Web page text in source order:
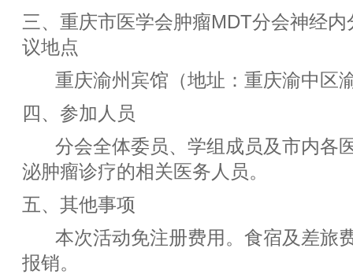
三、重庆市医学会肿瘤MDT分会神经
议地点
重庆渝州宾馆（地址：重庆渝中区
四、参加⼈员
分会全体委员、学组成员及市内各
泌肿瘤诊疗的相关医务⼈员。
五、其他事项
本次活动免注册费⽤。⾷宿及差旅
报销。